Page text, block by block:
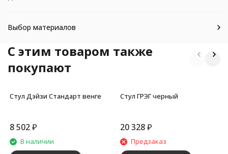
Выбор материалов
C этим товаром также
покупают
Стул Дэйзи Стандарт венге
8 502₽
В наличии
Стул ГРЭГ черный
20 328 ₽
Предзаказ